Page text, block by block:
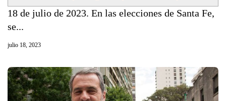
18 de julio de 2023. En las elecciones de Santa Fe,
se...
julio 18, 2023